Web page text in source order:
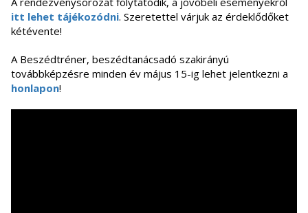
itt lehet tájékozódni. Szeretettel várjuk az érdeklődőket
kétévente!
A Beszédtréner, beszédtanácsadó szakirányú
továbbképzésre minden év május 15-ig lehet jelentkezni a
honlapon!